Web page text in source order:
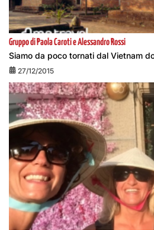
Gruppo di Paola Caroti e Alessandro Rossi
Siamo da poco tornati dal Vietnam
27/12/2015